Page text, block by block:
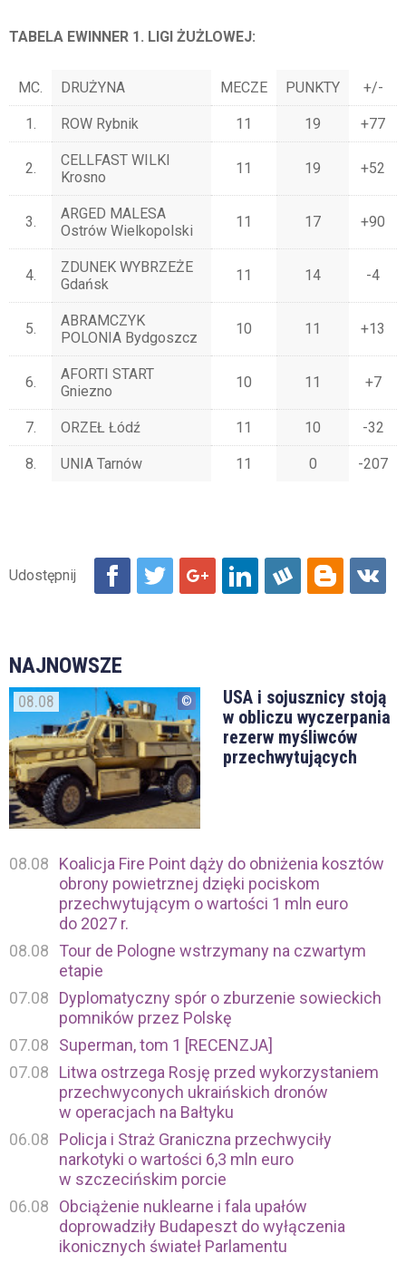
TABELA EWINNER 1. LIGI ŻUŻLOWEJ:
MC. DRUŻYNA MECZE PUNKTY +/-
1. ROW Rybnik 11 19 +77
2.
CELLFAST WILKI
Krosno
11 19 +52
3.
ARGED MALESA
Ostrów Wielkopolski
11 17 +90
4.
ZDUNEK WYBRZEŻE
Gdańsk
11 14 -4
5.
ABRAMCZYK
POLONIA Bydgoszcz
10 11 +13
6.
AFORTI START
Gniezno
10 11 +7
7. ORZEŁ Łódź 11 10 -32
8. UNIA Tarnów 11 0 -207
NAJNOWSZE
08.08
USA i sojusznicy stoją
w obliczu wyczerpania
rezerw myśliwców
przechwytujących
08.08
Koalicja Fire Point dąży do obniżenia kosztów
obrony powietrznej dzięki pociskom
przechwytującym o wartości 1 mln euro
do 2027 r.
08.08
Tour de Pologne wstrzymany na czwartym
etapie
07.08
Dyplomatyczny spór o zburzenie sowieckich
pomników przez Polskę
07.08
Superman, tom 1 [RECENZJA]
07.08
Litwa ostrzega Rosję przed wykorzystaniem
przechwyconych ukraińskich dronów
w operacjach na Bałtyku
06.08
Policja i Straż Graniczna przechwyciły
narkotyki o wartości 6,3 mln euro
w szczecińskim porcie
06.08
Obciążenie nuklearne i fala upałów
doprowadziły Budapeszt do wyłączenia
ikonicznych świateł Parlamentu